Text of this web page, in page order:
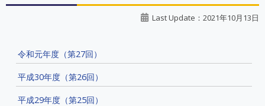
Last Update：2021年10月13日
令和元年度（第27回）
平成30年度（第26回）
平成29年度（第25回）